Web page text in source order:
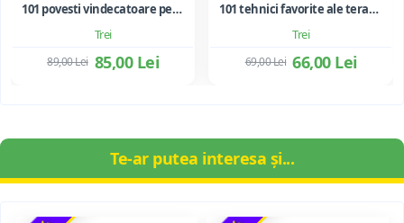
Trei
101 povesti vindecatoare pentru copii si adolescenti. Folosirea metaforelor in terapie
85,00 Lei
89,00 Lei
Trei
101 tehnici favorite ale terapiei prin joc
66,00 Lei
69,00 Lei
Te-ar putea interesa și...